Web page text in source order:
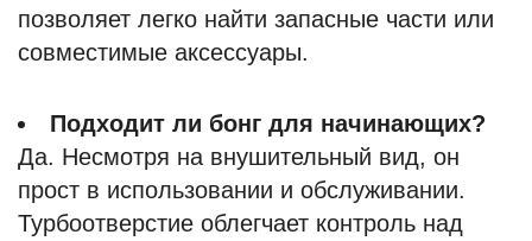
позволяет легко найти запасные части или
совместимые аксессуары.
Подходит ли бонг для начинающих?
Да. Несмотря на внушительный вид, он
прост в использовании и обслуживании.
Турбоотверстие облегчает контроль над